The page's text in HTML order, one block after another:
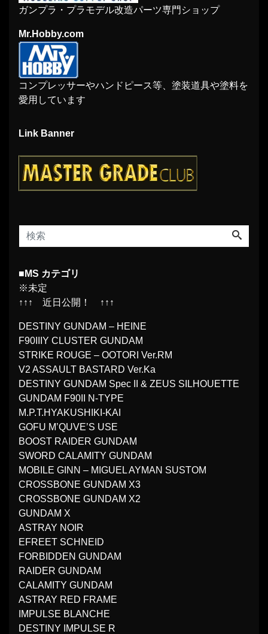
ガンプラ・プラモデル改造パーツ専門ショップ
Mr.Hobby.com
コンプレッサーやハンドピース等、塗装道具や塗料を
愛用しています
Link Banner
■MS カテゴリ
※未定
↑↑↑ 近日公開！ ↑↑↑
DESTINY GUNDAM – HEINE
F90IIIY CLUSTER GUNDAM
STRIKE ROUGE – OOTORI Ver.RM
V2 ASSAULT BASTARD Ver.Ka
DESTINY GUNDAM Spec II & ZEUS SILHOUETTE
GUNDAM F90II N-TYPE
M.P.T.HYAKUSHIKI-KAI
GOFU M’QUVE’S USE
BOOST RAIDER GUNDAM
SWORD CALAMITY GUNDAM
MOBILE GINN – MIGUEL AYMAN SUSTOM
CROSSBONE GUNDAM X3
CROSSBONE GUNDAM X2
GUNDAM X
ASTRAY NOIR
EFREET SCHNEID
FORBIDDEN GUNDAM
RAIDER GUNDAM
CALAMITY GUNDAM
ASTRAY RED FRAME
IMPULSE BLANCHE
DESTINY IMPULSE R